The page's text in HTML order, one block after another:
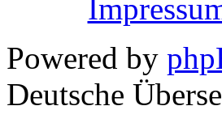
Powered by
Deutsche